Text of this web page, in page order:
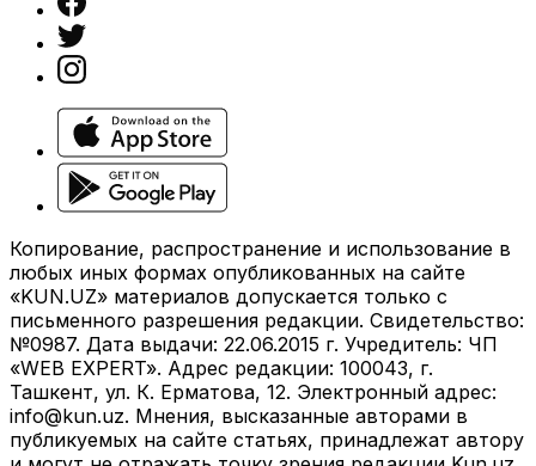
Копирование, распространение и использование в
любых иных формах опубликованных на сайте
«KUN.UZ» материалов допускается только с
письменного разрешения редакции. Свидетельство:
№0987. Дата выдачи: 22.06.2015 г. Учредитель: ЧП
«WEB EXPERT». Адрес редакции: 100043, г.
Ташкент, ул. К. Ерматова, 12. Электронный адрес:
info@kun.uz. Мнения, высказанные авторами в
публикуемых на сайте статьях, принадлежат автору